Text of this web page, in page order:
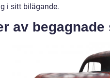
i sitt bilägande.
av